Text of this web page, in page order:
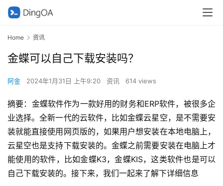
Home 资讯
金蝶可以自己下载安装吗？
阿金 2024年1月31日 上午9:20 资讯 614 views
摘要：金蝶软件作为一款好用的财务和ERP软件，被很多企
业选择。全新一代的云软件，比如金蝶云星空，是不需要安
装就能直接使用网页版的，如果用户想安装在本地电脑上，
云星空也是支持下载安装的。金蝶之前需要安装在电脑上才
能使用的软件，比如金蝶K3，金蝶KIS，这类软件也是可以
自己下载安装的。接下来，我们一起来了解下详细信息